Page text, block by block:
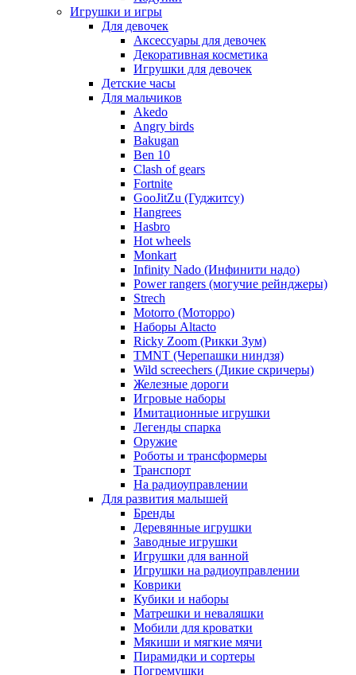
Игрушки и игры
Для девочек
Аксессуары для девочек
Декоративная косметика
Игрушки для девочек
Детские часы
Для мальчиков
Akedo
Angry birds
Bakugan
Ben 10
Clash of gears
Fortnite
GooJitZu (Гуджитсу)
Hangrees
Hasbro
Hot wheels
Monkart
Infinity Nado (Инфинити надо)
Power rangers (могучие рейнджеры)
Strech
Motorro (Моторро)
Наборы Altacto
Ricky Zoom (Рикки Зум)
TMNT (Черепашки ниндзя)
Wild screechers (Дикие скричеры)
Железные дороги
Игровые наборы
Имитационные игрушки
Легенды спарка
Оружие
Роботы и трансформеры
Транспорт
На радиоуправлении
Для развития малышей
Бренды
Деревянные игрушки
Заводные игрушки
Игрушки для ванной
Игрушки на радиоуправлении
Коврики
Кубики и наборы
Матрешки и неваляшки
Мобили для кроватки
Мякиши и мягкие мячи
Пирамидки и сортеры
Погремушки